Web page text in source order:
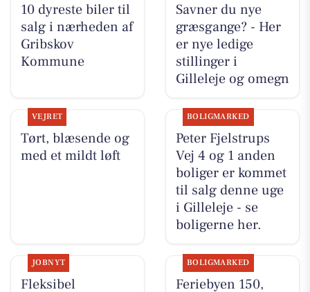
10 dyreste biler til
salg i nærheden af
Gribskov
Kommune
Savner du nye
græsgange? - Her
er nye ledige
stillinger i
Gilleleje og omegn
VEJRET
Tørt, blæsende og
med et mildt løft
BOLIGMARKED
Peter Fjelstrups
Vej 4 og 1 anden
boliger er kommet
til salg denne uge
i Gilleleje - se
boligerne her.
JOBNYT
Fleksibel
BOLIGMARKED
Feriebyen 150,